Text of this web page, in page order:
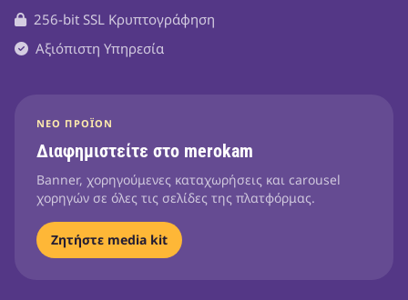
256-bit SSL Κρυπτογράφηση
Αξιόπιστη Υπηρεσία
ΝΈΟ ΠΡΟΪΌΝ
Διαφημιστείτε στο merokam
Banner, χορηγούμενες καταχωρήσεις και carousel
χορηγών σε όλες τις σελίδες της πλατφόρμας.
Ζητήστε media kit